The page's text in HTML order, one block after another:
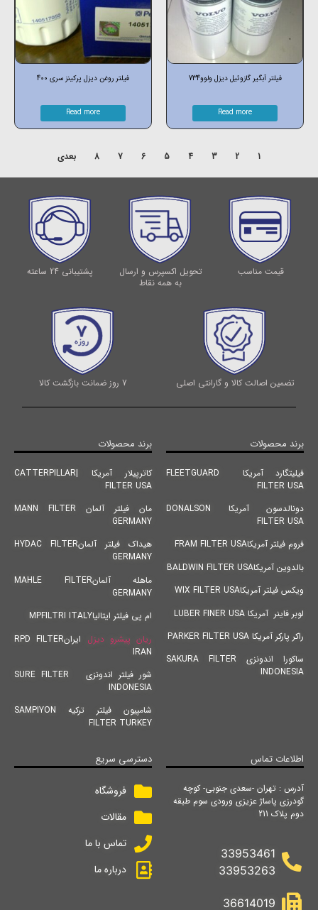
فیلتر آبگیر گازوئیل دیزل ولوو734
Read more
فیلتر روغن دیزل پرکینز سری 400
Read more
1
2
3
4
5
6
7
8 بعدی
قیمت مناسب
تحویل اکسپرس و ارسال
به همه نقاط
پشتیبانی 24 ساعته
تضمین اصالت کالا و گارانتی اصلی 7 روز ضمانت بازگشت کالا
برند محصولات
فیلیتگارد آمریکا FLEETGUARD
FILTER USA
دونالدسون آمریکا DONALSON
FILTER USA
فروم فیلتر آمریکاFRAM FILTER USA
بالدوین آمریکاBALDWIN FILTER USA
ویکس فیلتر آمریکاWIX FILTER USA
لوبر فاینر آمریکا LUBER FINER USA
راکر پارکر آمریکا PARKER FILTER USA
ساکورا اندونزی SAKURA FILTER
INDONESIA
برند محصولات
کاترپیلار آمریکا |CATTERPILLAR
FILTER USA
مان فیلتر آلمان MANN FILTER
GERMANY
هیداک فیلتر آلمانHYDAC FILTER
GERMANY
ماهله آلمانMAHLE FILTER
GERMANY
ام پی فیلتر ایتالیاMPFILTRI ITALY
ریان پیشرو دیزل
ایرانRPD FILTER
IRAN
شور فیلتر اندونزی SURE FILTER
INDONESIA
شامپیون فیلتر ترکیه SAMPIYON
FILTER TURKEY
اطلاعات تماس
آدرس : تهران -سعدی جنوبی- کوچه
گودرزی پاساژ عزیزی ورودی سوم طبقه
دوم پلاک 211
33953461
33953263
36614019
دسترسی سریع
فروشگاه
مقالات
تماس با ما
درباره ما